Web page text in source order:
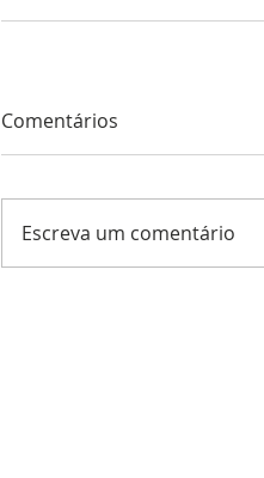
Comentários
Escreva um comentário